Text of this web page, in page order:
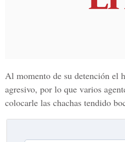
Al momento de su detención el
agresivo, por lo que varios
colocarle las chachas tendido